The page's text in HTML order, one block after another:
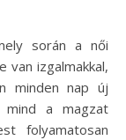
izgalmakkal,
minden nap új
mind a magzat
folyamatosan